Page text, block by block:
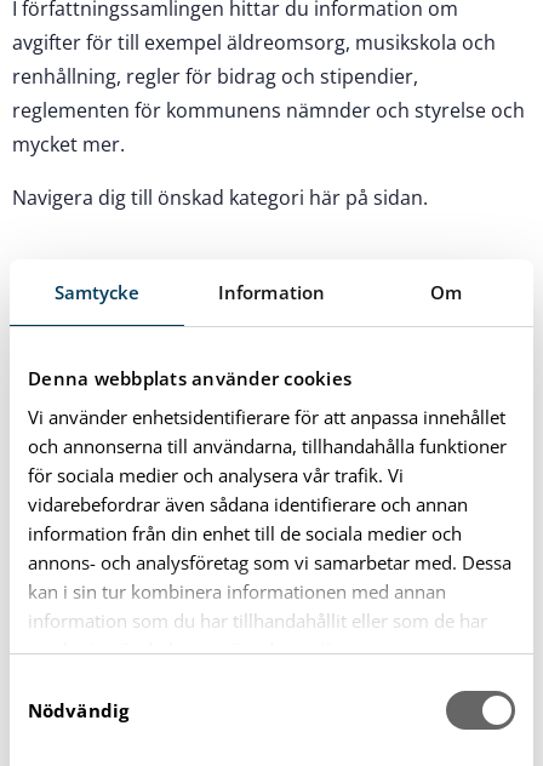
Samtycke Information Om
Denna webbplats använder cookies
Vi använder enhetsidentifierare för att anpassa innehållet
och annonserna till användarna, tillhandahålla funktioner
för sociala medier och analysera vår trafik. Vi
vidarebefordrar även sådana identifierare och annan
information från din enhet till de sociala medier och
annons- och analysföretag som vi samarbetar med. Dessa
kan i sin tur kombinera informationen med annan
information som du har tillhandahållit eller som de har
samlat in när du har använt deras tjänster.
Nödvändig
I författningssamlingen hittar du information om
avgifter för till exempel äldreomsorg, musikskola och
renhållning, regler för bidrag och stipendier,
reglementen för kommunens nämnder och styrelse och
mycket mer.
Navigera dig till önskad kategori här på sidan.
Läs mer
1. Arbetsordningar